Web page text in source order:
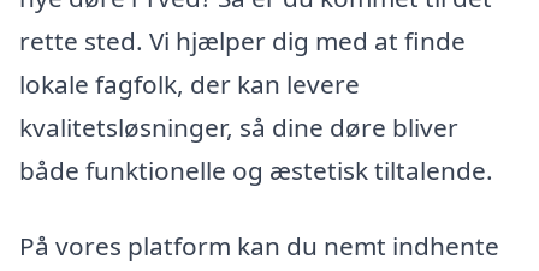
rette sted. Vi hjælper dig med at finde
lokale fagfolk, der kan levere
kvalitetsløsninger, så dine døre bliver
både funktionelle og æstetisk tiltalende.
På vores platform kan du nemt indhente